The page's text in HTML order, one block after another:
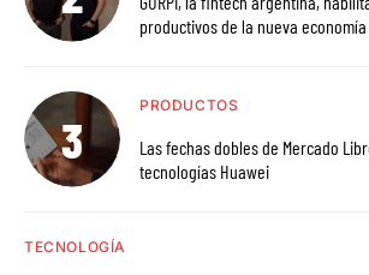
productivos de la nueva
PRODUCTOS
Las fechas dobles de Mercado
tecnologías Huawei
TECNOLOGÍA